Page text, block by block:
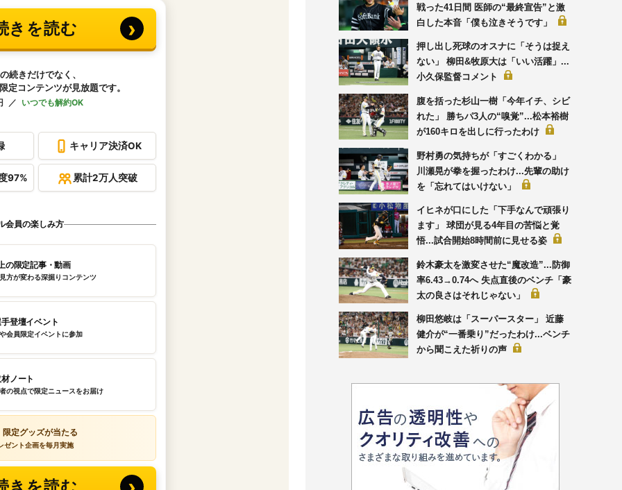
戦った41日間 医師の“最終宣告”と激
白した本音「僕も泣きそうです」
押し出し死球のオスナに「そうは捉え
ない」 柳田&牧原大は「いい活躍」...
小久保監督コメント
腹を括った杉山一樹「今年イチ、シビ
れた」 勝ちパ3人の“嗅覚”...松本裕樹
が160キロを出しに行ったわけ
野村勇の気持ちが「すごくわかる」
川瀬晃が拳を握ったわけ...先輩の助け
を「忘れてはいけない」
イヒネが口にした「下手なんで頑張り
ます」 球団が見る4年目の苦悩と覚
悟...試合開始8時間前に見せる姿
鈴木豪太を激変させた“魔改造”...防御
率6.43→0.74へ 失点直後のベンチ「豪
太の良さはそれじゃない」
柳田悠岐は「スーパースター」 近藤
健介が“一番乗り”だったわけ...ベンチ
から聞こえた祈りの声